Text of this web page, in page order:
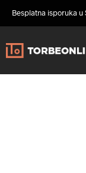
Besplatna isporuka u